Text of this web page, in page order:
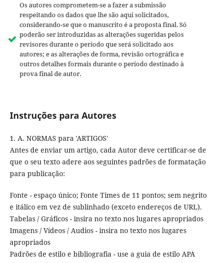
Os autores comprometem-se a fazer a submissão
respeitando os dados que lhe são aqui solicitados,
considerando-se que o manuscrito é a proposta final. Só
poderão ser introduzidas as alterações sugeridas pelos
revisores durante o período que será solicitado aos
autores; e as alterações de forma, revisão ortográfica e
outros detalhes formais durante o período destinado à
prova final de autor.
Instruções para Autores
1. A. NORMAS para 'ARTIGOS'
Antes de enviar um artigo, cada Autor deve certificar-se de
que o seu texto adere aos seguintes padrões de formatação
para publicação:
Fonte - espaço único; Fonte Times de 11 pontos; sem negrito
e itálico em vez de sublinhado (exceto endereços de URL).
Tabelas / Gráficos - insira no texto nos lugares apropriados
Imagens / Vídeos / Audios - insira no texto nos lugares
apropriados
Padrões de estilo e bibliografia - use a guia de estilo APA